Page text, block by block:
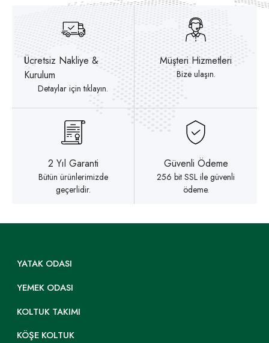
Ücretsiz Nakliye &
Kurulum
Detaylar için tıklayın.
Müşteri Hizmetleri
Bize ulaşın.
2 Yıl Garanti
Bütün ürünlerimizde
geçerlidir.
Güvenli Ödeme
256 bit SSL ile güvenli
ödeme.
YATAK ODASI
YEMEK ODASI
KOLTUK TAKIMI
KÖŞE KOLTUK